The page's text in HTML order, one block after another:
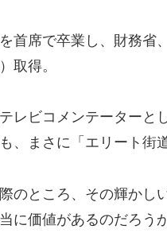
首席で卒業し、財務省
取得。
レビコメンテーターと
、まさに「エリート街
のところ、その輝かし
に価値があるのだろう